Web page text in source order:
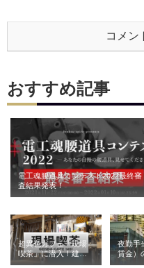
コメン
おすすめ記事
電工魂腰道具コンテスト2022最終審
査結果発表！
超異色カフェ「現場
喫茶」に潜入！建設
業が営む喫茶の意外
夜勤手
賃金）